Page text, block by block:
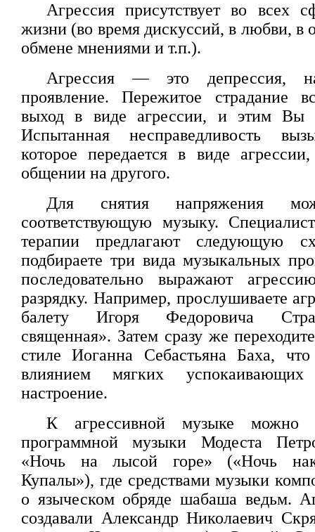
Агрессия присутствует во всех
жизни (во время дискуссий, в любви, в
обмене мнениями и т.п.).
Агрессия — это депрессия,
проявление. Пережитое страдание
выход в виде агрессии, и этим Вы
Испытанная несправедливость
которое передается в виде
общении на другого.
Для снятия напряжения
соответствующую музыку.
терапии предлагают следующую
подбираете три вида музыкальных
последовательно выражают
разрядку. Например, прослушиваете
балету Игоря Федоровича
священная». Затем сразу же
стиле Иоганна Себастьяна Баха,
влиянием мягких успокаивающих
настроение.
К агрессивной музыке можно
программной музыки Модеста
«Ночь на лысой горе» («Ночь
Купалы»), где средствами музыки
о языческом обряде шабаша ведьм.
создавали Александр Николаевич